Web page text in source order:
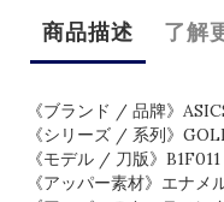
商品描述 了解
《ブランド / 品牌》
《シリーズ / 系列》
《モデル / 刀版》B1F011
《アッパー素材》エナメ